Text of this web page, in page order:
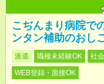
こぢんまり病院で
ンタン補助のおし
派遣 職種未経験OK 社
WEB登録・面接OK